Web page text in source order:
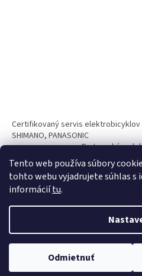
Tento web používa súbory
tohto webu vyjadrujete súhlas s
informáciítu.
Odmietnuť
Certifikovaný servis elektrobicyklov
SHIMANO, PANASONIC
Partnerský web
Vytvoril
Copyright 2026BICYKLE SPAIZ